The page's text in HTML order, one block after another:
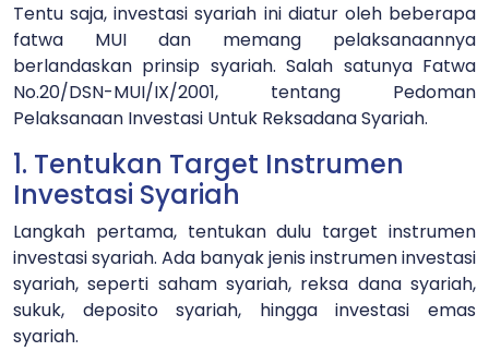
Tentu saja, investasi syariah ini diatur oleh beberapa
fatwa MUI dan memang pelaksanaannya
berlandaskan prinsip syariah. Salah satunya Fatwa
No.20/DSN-MUI/IX/2001, tentang Pedoman
Pelaksanaan Investasi Untuk Reksadana Syariah.
1. Tentukan Target Instrumen
Investasi Syariah
Langkah pertama, tentukan dulu target instrumen
investasi syariah. Ada banyak jenis instrumen investasi
syariah, seperti saham syariah, reksa dana syariah,
sukuk, deposito syariah, hingga investasi emas
syariah.